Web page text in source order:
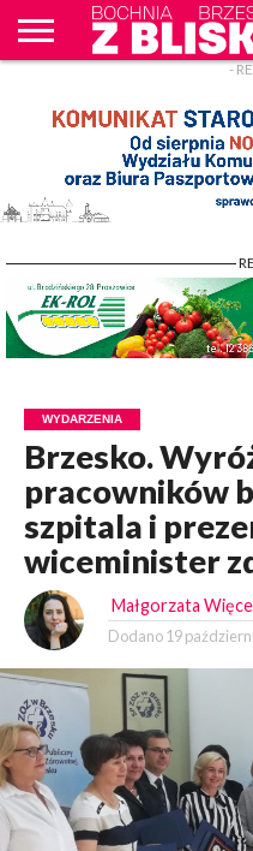
WPROST
REKLAM
-
-
WYDARZENIA
Brzesko.
pracowników
szpitala i
wiceminister
Małgorzata
Dodano 19